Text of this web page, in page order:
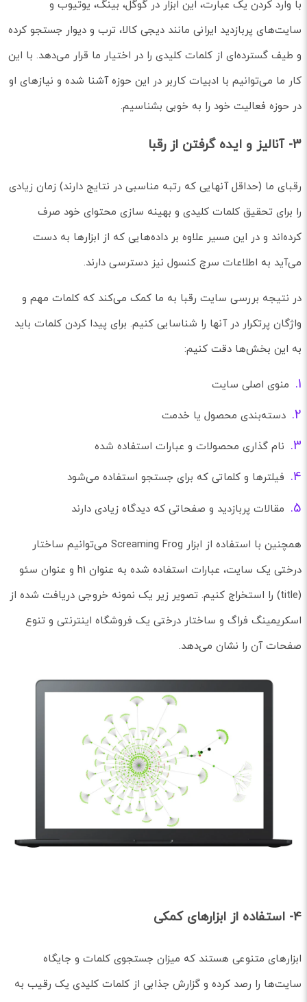
با وارد کردن یک عبارت، این ابزار در گوگل، بینگ، یوتیوب و
سایت‌های پربازدید ایرانی مانند دیجی کالا، ترب و دیوار جستجو کرده
و طیف گسترده‌ای از کلمات کلیدی را در اختیار ما قرار می‌دهد. با این
کار ما می‌توانیم با ادبیات کاربر در این حوزه آشنا شده و نیازهای او
در حوزه فعالیت خود را به خوبی بشناسیم.
3- آنالیز و ایده گرفتن از رقبا
رقبای ما (حداقل آنهایی که رتبه مناسبی در نتایج دارند) زمان زیادی
را برای تحقیق کلمات کلیدی و بهینه سازی محتوای خود صرف
کرده‌اند و در این مسیر علاوه بر داده‌هایی که از ابزارها به دست
می‌آید به اطلاعات سرچ کنسول نیز دسترسی دارند.
در نتیجه بررسی سایت رقبا به ما کمک می‌کند که کلمات مهم و
واژگان پرتکرار در آنها را شناسایی کنیم. برای پیدا کردن کلمات باید
به این بخش‌ها دقت کنیم:
منوی اصلی سایت
دسته‌بندی محصول یا خدمت
نام گذاری محصولات و عبارات استفاده شده
فیلترها و کلماتی که برای جستجو استفاده می‌شود
مقالات پربازدید و صفحاتی که دیدگاه زیادی دارند
همچنین با استفاده از ابزار Screaming Frog می‌توانیم ساختار
درختی یک سایت، عبارات استفاده شده به عنوان h1 و عنوان سئو
(title) را استخراج کنیم. تصویر زیر یک نمونه خروجی دریافت شده از
اسکریمینگ فراگ و ساختار درختی یک فروشگاه اینترنتی و تنوع
صفحات آن را نشان می‌دهد.
4- استفاده از ابزارهای کمکی
ابزارهای متنوعی هستند که میزان جستجوی کلمات و جایگاه
سایت‌ها را رصد کرده و گزارش جذابی از کلمات کلیدی یک رقیب به